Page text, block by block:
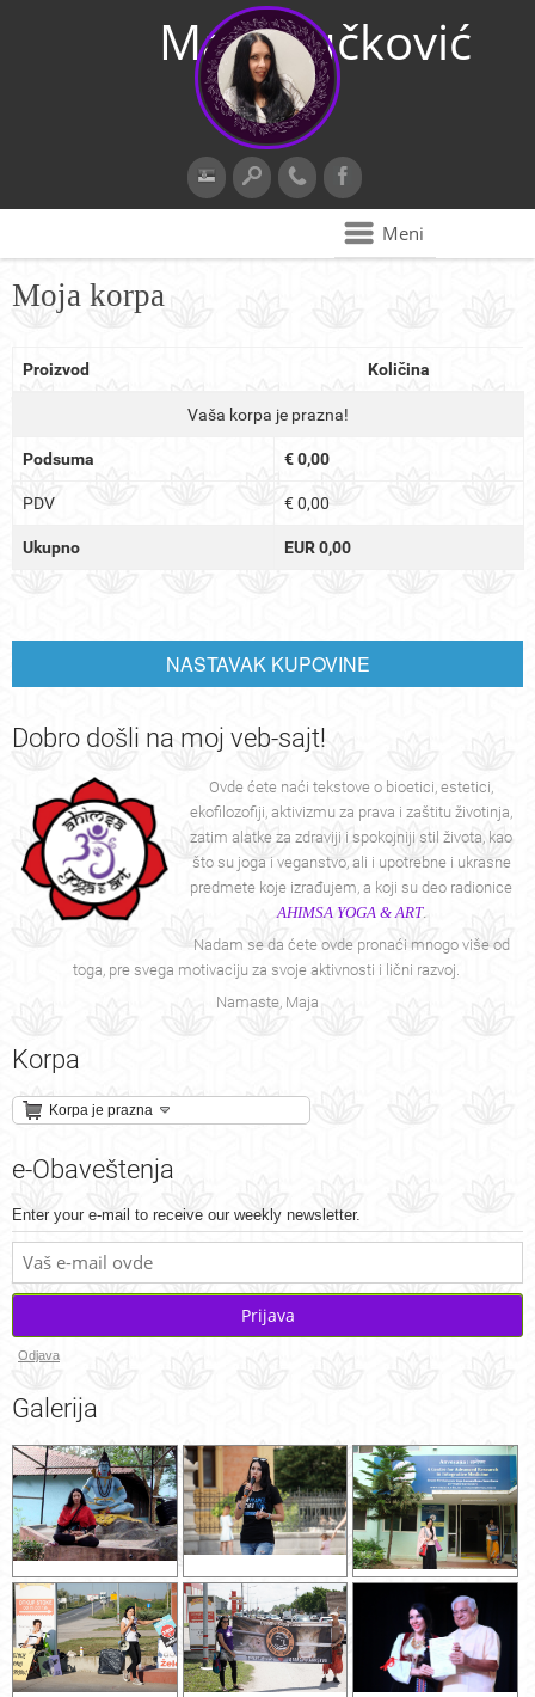
Maja Vučković
Meni
Moja korpa
Proizvod Količina
Vaša korpa je prazna!
Podsuma € 0,00
PDV € 0,00
Ukupno EUR 0,00
NASTAVAK KUPOVINE
Dobro došli na moj veb-sajt!
Ovde ćete naći tekstove o bioetici, estetici,
ekofilozofiji, aktivizmu za prava i zaštitu životinja,
zatim alatke za zdraviji i spokojniji stil života, kao
što su joga i veganstvo, ali i upotrebne i ukrasne
predmete koje izrađujem, a koji su deo radionice
AHIMSA YOGA & ART.
Nadam se da ćete ovde pronaći mnogo više od
toga, pre svega motivaciju za svoje aktivnosti i lični razvoj.
Namaste, Maja
Korpa
Korpa je prazna
e-Obaveštenja
Enter your e-mail to receive our weekly newsletter.
Prijava
Odjava
Galerija